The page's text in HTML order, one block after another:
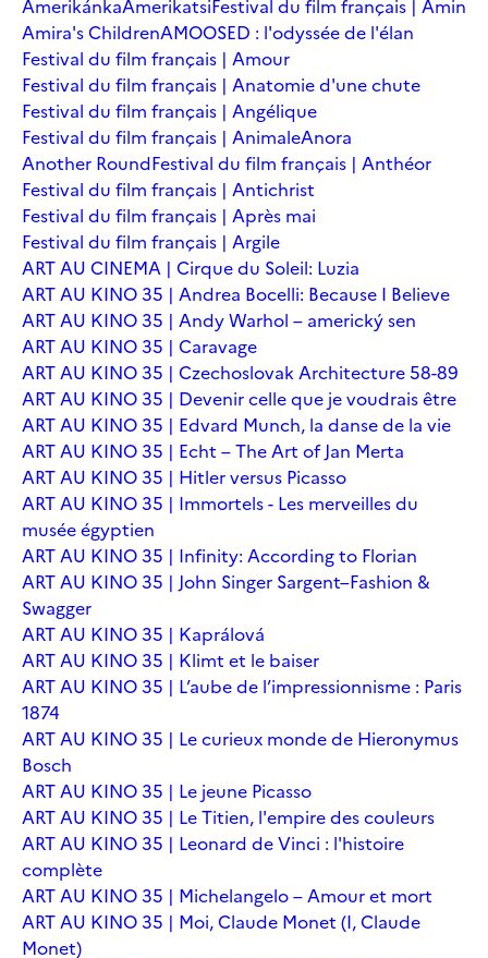
AmerikánkaAmerikatsiFestival du film français | Amin
Amira's ChildrenAMOOSED : l'odyssée de l'élan
Festival du film français | Amour
Festival du film français | Anatomie d'une chute
Festival du film français | Angélique
Festival du film français | AnimaleAnora
Another RoundFestival du film français | Anthéor
Festival du film français | Antichrist
Festival du film français | Après mai
Festival du film français | Argile
ART AU CINEMA | Cirque du Soleil: Luzia
ART AU KINO 35 | Andrea Bocelli: Because I Believe
ART AU KINO 35 | Andy Warhol – americký sen
ART AU KINO 35 | Caravage
ART AU KINO 35 | Czechoslovak Architecture 58-89
ART AU KINO 35 | Devenir celle que je voudrais être
ART AU KINO 35 | Edvard Munch, la danse de la vie
ART AU KINO 35 | Echt – The Art of Jan Merta
ART AU KINO 35 | Hitler versus Picasso
ART AU KINO 35 | Immortels - Les merveilles du
musée égyptien
ART AU KINO 35 | Infinity: According to Florian
ART AU KINO 35 | John Singer Sargent–Fashion &
Swagger
ART AU KINO 35 | Kaprálová
ART AU KINO 35 | Klimt et le baiser
ART AU KINO 35 | L’aube de l’impressionnisme : Paris
1874
ART AU KINO 35 | Le curieux monde de Hieronymus
Bosch
ART AU KINO 35 | Le jeune Picasso
ART AU KINO 35 | Le Titien, l'empire des couleurs
ART AU KINO 35 | Leonard de Vinci : l'histoire
complète
ART AU KINO 35 | Michelangelo – Amour et mort
ART AU KINO 35 | Moi, Claude Monet (I, Claude
Monet)